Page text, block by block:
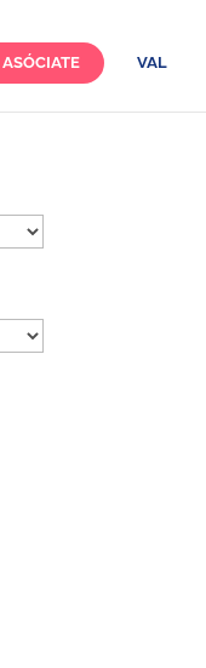
ASÓCIATE VAL